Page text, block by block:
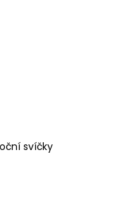
svíčky